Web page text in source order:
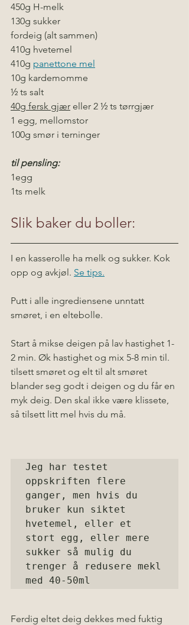
450g H-melk
130g sukker
fordeig (alt sammen)
410g hvetemel
410g panettone mel
10g kardemomme
½ ts salt
40g fersk gjær eller 2 ½ ts tørrgjær
1 egg, mellomstor
100g smør i terninger
til pensling:
1egg
1ts melk
Slik baker du boller:
I en kasserolle ha melk og sukker. Kok
opp og avkjøl. Se tips.
Putt i alle ingrediensene unntatt
smøret, i en eltebolle.
Start å mikse deigen på lav hastighet 1-
2 min. Øk hastighet og mix 5-8 min til.
tilsett smøret og elt til alt smøret
blander seg godt i deigen og du får en
myk deig. Den skal ikke være klissete,
så tilsett litt mel hvis du må.
Jeg har testet
oppskriften flere
ganger, men hvis du
bruker kun siktet
hvetemel, eller et
stort egg, eller mere
sukker så mulig du
trenger å redusere mekl
med 40-50ml
Ferdig eltet deig dekkes med fuktig